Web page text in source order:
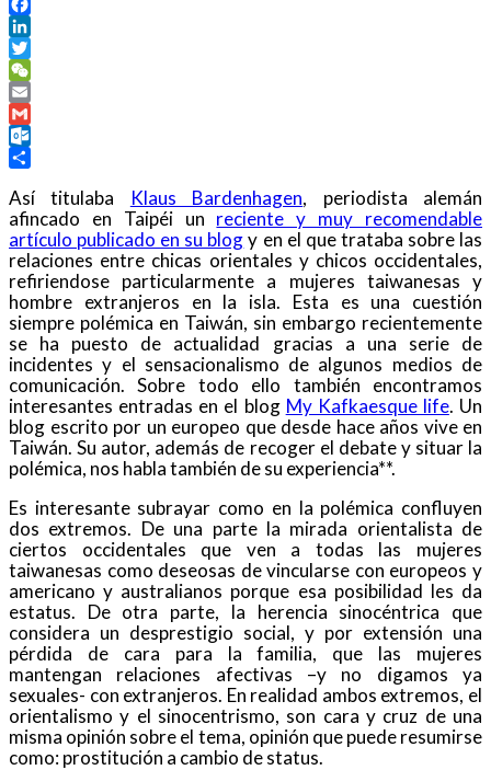
Facebook
LinkedIn
Twitter
WeChat
Email
Gmail
Outlook.com
Así titulaba Klaus Bardenhagen, periodista alemán
afincado en Taipéi un reciente y muy recomendable
artículo publicado en su blogy en el que trataba sobre las
relaciones entre chicas orientales y chicos occidentales,
refiriendose particularmente a mujeres taiwanesas y
hombre extranjeros en la isla. Esta es una cuestión
siempre polémica en Taiwán, sin embargo recientemente
se ha puesto de actualidad gracias a una serie de
incidentes y el sensacionalismo de algunos medios de
comunicación. Sobre todo ello también encontramos
interesantes entradas en el blog My Kafkaesque life. Un
blog escrito por un europeo que desde hace años vive en
Taiwán. Su autor, además de recoger el debate y situar la
polémica, nos habla también de su experiencia**.
Es interesante subrayar como en la polémica confluyen
dos extremos. De una parte la mirada orientalista de
ciertos occidentales que ven a todas las mujeres
taiwanesas como deseosas de vincularse con europeos y
americano y australianos porque esa posibilidad les da
estatus. De otra parte, la herencia sinocéntrica que
considera un desprestigio social, y por extensión una
pérdida de cara para la familia, que las mujeres
mantengan relaciones afectivas –y no digamos ya
sexuales- con extranjeros. En realidad ambos extremos, el
orientalismo y el sinocentrismo, son cara y cruz de una
misma opinión sobre el tema, opinión que puede resumirse
como: prostitución a cambio de status.